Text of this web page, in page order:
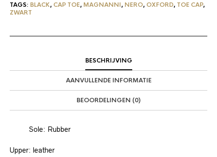
TAGS: BLACK, CAP TOE, MAGNANNI, NERO, OXFORD, TOE CAP,
ZWART
BESCHRIJVING
AANVULLENDE INFORMATIE
BEOORDELINGEN (0)
Sole: Rubber
Upper: leather